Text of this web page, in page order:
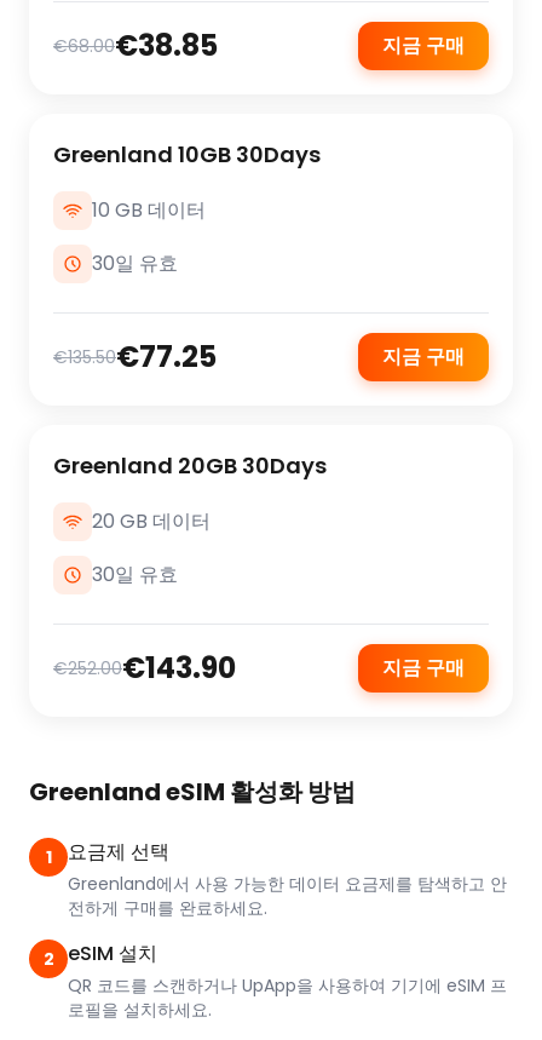
€68.00€38.85 지금 구매
Greenland 10GB 30Days
10 GB 데이터
30일 유효
€135.50€77.25 지금 구매
Greenland 20GB 30Days
20 GB 데이터
30일 유효
€252.00€143.90 지금 구매
Greenland eSIM 활성화 방법
1 요금제 선택
Greenland에서 사용 가능한 데이터 요금제를 탐색하고 안
전하게 구매를 완료하세요.
2 eSIM 설치
QR 코드를 스캔하거나 UpApp을 사용하여 기기에 eSIM 프
로필을 설치하세요.